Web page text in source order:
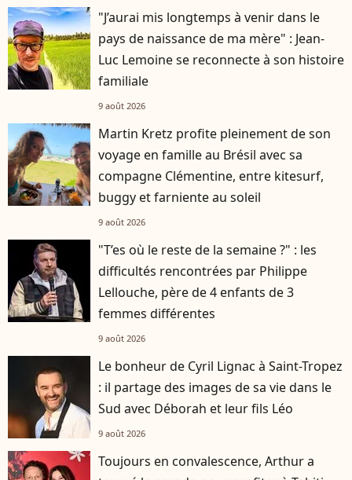
"J’aurai mis longtemps à venir dans le
pays de naissance de ma mère" : Jean-
Luc Lemoine se reconnecte à son histoire
familiale
9 août 2026
Martin Kretz profite pleinement de son
voyage en famille au Brésil avec sa
compagne Clémentine, entre kitesurf,
buggy et farniente au soleil
9 août 2026
"T’es où le reste de la semaine ?" : les
difficultés rencontrées par Philippe
Lellouche, père de 4 enfants de 3
femmes différentes
9 août 2026
Le bonheur de Cyril Lignac à Saint-Tropez
: il partage des images de sa vie dans le
Sud avec Déborah et leur fils Léo
9 août 2026
Toujours en convalescence, Arthur a